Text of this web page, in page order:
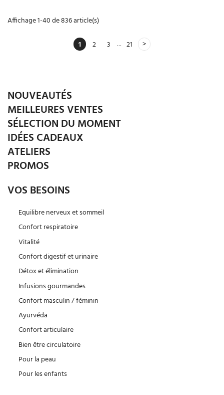
Affichage 1-40 de 836 article(s)
1 2 3 … 21
NOUVEAUTÉS
MEILLEURES VENTES
SÉLECTION DU MOMENT
IDÉES CADEAUX
ATELIERS
PROMOS
VOS BESOINS
Equilibre nerveux et sommeil
Confort respiratoire
Vitalité
Confort digestif et urinaire
Détox et élimination
Infusions gourmandes
Confort masculin / féminin
Ayurvéda
Confort articulaire
Bien être circulatoire
Pour la peau
Pour les enfants